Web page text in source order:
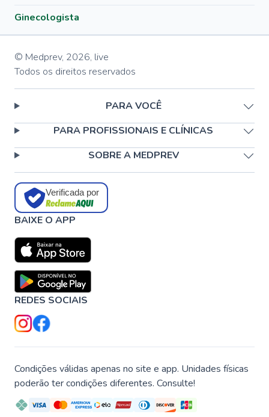
Ginecologista
© Medprev, 2026, live
Todos os direitos reservados
PARA VOCÊ
PARA PROFISSIONAIS E CLÍNICAS
SOBRE A MEDPREV
Verificada por
BAIXE O APP
REDES SOCIAIS
Condições válidas apenas no site e app. Unidades físicas
poderão ter condições diferentes. Consulte!